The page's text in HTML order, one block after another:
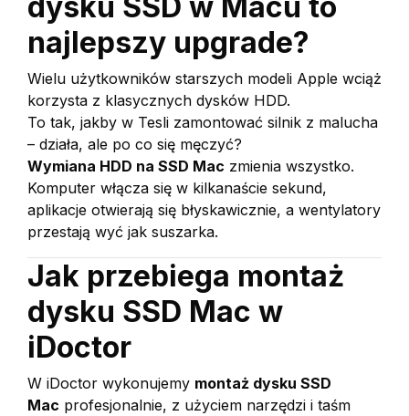
najlepszy upgrade?
Wielu użytkowników starszych modeli Apple wciąż
korzysta z klasycznych dysków HDD.
To tak, jakby w Tesli zamontować silnik z malucha
– działa, ale po co się męczyć?
Wymiana HDD na SSD Mac zmienia wszystko.
Komputer włącza się w kilkanaście sekund,
aplikacje otwierają się błyskawicznie, a wentylatory
przestają wyć jak suszarka.
Jak przebiega montaż
dysku SSD Mac w
iDoctor
W iDoctor wykonujemy montaż dysku SSD
Mac profesjonalnie, z użyciem narzędzi i taśm